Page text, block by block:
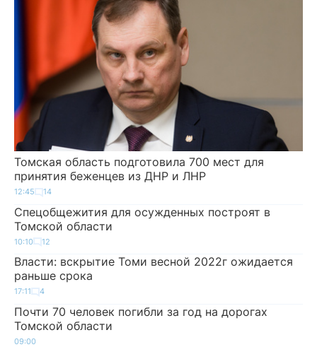
Томская область подготовила 700 мест для
принятия беженцев из ДНР и ЛНР
12:45 14
Спецобщежития для осужденных построят в
Томской области
10:10 12
Власти: вскрытие Томи весной 2022г ожидается
раньше срока
17:11 4
Почти 70 человек погибли за год на дорогах
Томской области
09:00